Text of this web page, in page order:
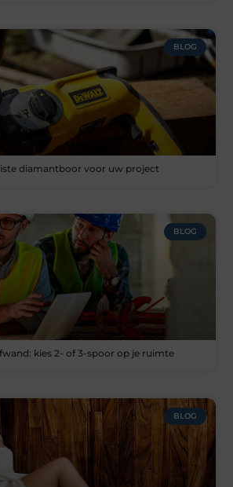
BLOG
diamantboor voor uw project
BLOG
kies 2- of 3-spoor op je ruimte
BLOG